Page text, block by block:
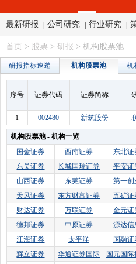
最新研报 公司研究 行业研究
首页 > 股票 > 研报 > 机构股票池
研报指标速递 机构股票池 机
序号 证券代码 证券简称
1 002480 新筑股份
机构股票池 - 机构一览
国金证券
西南证券 东北证
东吴证券
长城国瑞证券 平安证
山西证券
东莞证券 第一创
天风证券
东方财富证券 五矿证
财达证券
万联证券 金元证
德邦证券
中原证券 源达信
江海证券
太平洋 国融证
辉立证券
华通证券国际 国元国